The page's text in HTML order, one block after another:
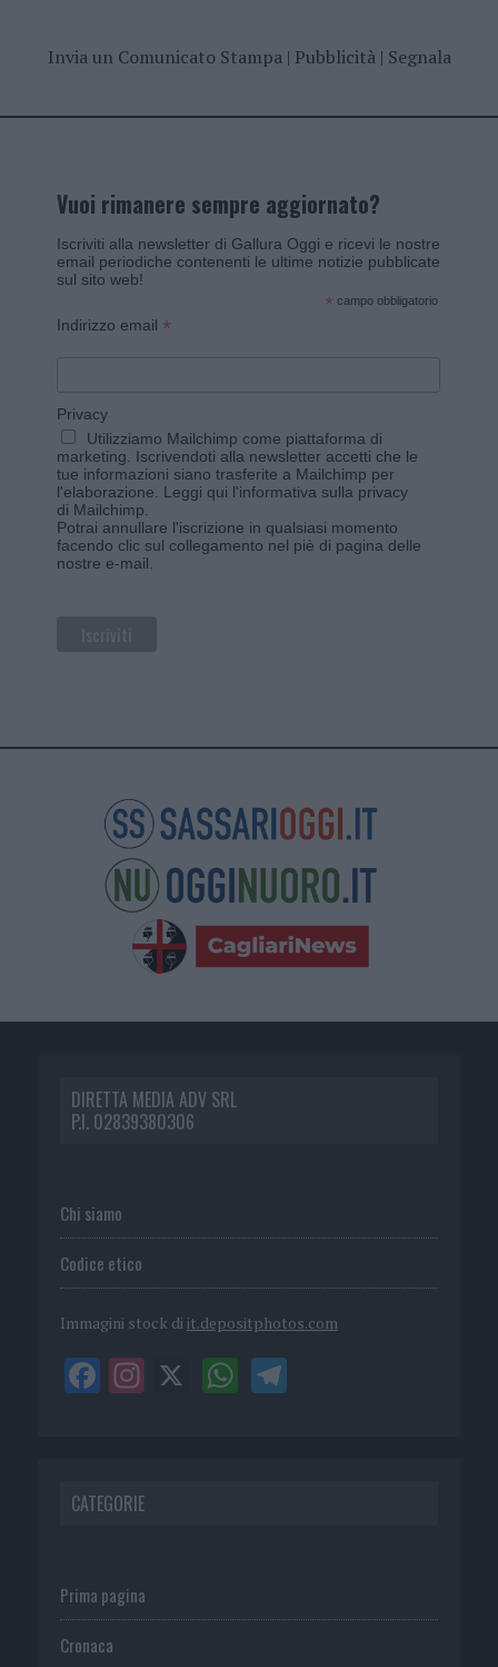
Invia un Comunicato Stampa| Pubblicità| Segnala
Vuoi rimanere sempre aggiornato?
Iscriviti alla newsletter di Gallura Oggi e ricevi le nostre
email periodiche contenenti le ultime notizie pubblicate
sul sito web!
* campo obbligatorio
Indirizzo email *
Privacy
Utilizziamo Mailchimp come piattaforma di
marketing. Iscrivendoti alla newsletter accetti che le
tue informazioni siano trasferite a Mailchimp per
l'elaborazione. Leggi qui l'informativa sulla privacy
di Mailchimp
Potrai annullare l'iscrizione in qualsiasi momento
facendo clic sul collegamento nel piè di pagina delle
nostre e-mail.
DIRETTA MEDIA ADV SRL
P.I. 02839380306
Chi siamo
Codice etico
Immagini stock di it.depositphotos.com
CATEGORIE
Prima pagina
Cronaca